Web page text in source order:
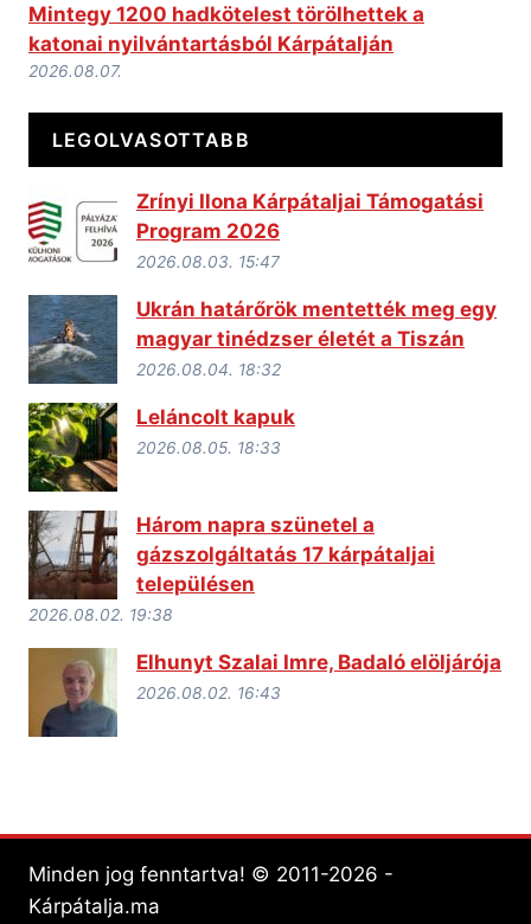
Mintegy 1200 hadkötelest törölhettek a
katonai nyilvántartásból Kárpátalján
2026.08.07.
LEGOLVASOTTABB
Zrínyi Ilona Kárpátaljai Támogatási
Program 2026
2026.08.03. 15:47
Ukrán határőrök mentették meg egy
magyar tinédzser életét a Tiszán
2026.08.04. 18:32
Leláncolt kapuk
2026.08.05. 18:33
Három napra szünetel a
gázszolgáltatás 17 kárpátaljai
településen
2026.08.02. 19:38
Elhunyt Szalai Imre, Badaló elöljárója
2026.08.02. 16:43
Minden jog fenntartva! © 2011-2026 -
Kárpátalja.ma